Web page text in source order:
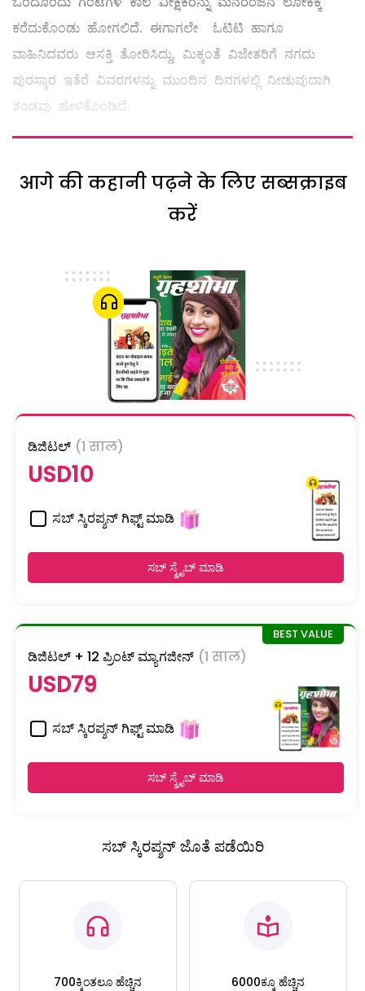
ಕರೆದುಕೊಂಡು ಹೋಗಲಿದೆ. ಈಗಾಗಲೇ ಓಟಿಟಿ ಹಾಗೂ
ವಾಹಿನಿದವರು ಆಸಕ್ತಿ ತೋರಿಸಿದ್ದು, ಮಿಕ್ಕಂತೆ ವಿಜೇತರಿಗೆ ನಗದು
ಪುರಸ್ಕಾರ ಇತೆರೆ ವಿವರಗಳನ್ನು ಮುಂದಿನ ದಿನಗಳಲ್ಲಿ ನೀಡುವುದಾಗಿ
ತಂಡವು ಹೇಳಿಕೊಂಡಿದೆ.
आगे की कहानी पढ़ने के लिए सब्सक्राइब
करें
ಡಿಜಿಟಲ್ (1 साल)
USD10
ಸಬ್ ಸ್ಕಿರಪ್ಶನ್ ಗಿಫ್ಟ್ ಮಾಡಿ
ಸಬ್ ಸ್ಕ್ರೈಬ್ ಮಾಡಿ
ಡಿಜಿಟಲ್ + 12 ಪ್ರಿಂಟ್ ಮ್ಯಾಗಜೀನ್ (1 साल)
USD79
ಸಬ್ ಸ್ಕಿರಪ್ಶನ್ ಗಿಫ್ಟ್ ಮಾಡಿ
ಸಬ್ ಸ್ಕ್ರೈಬ್ ಮಾಡಿ
ಸಬ್ ಸ್ಕಿರಪ್ಶನ್ ಜೊತೆ ಪಡೆಯಿರಿ
700ಕ್ಕಿಂತಲೂ ಹೆಚ್ಚಿನ
6000ಕ್ಕೂ ಹೆಚ್ಚಿನ